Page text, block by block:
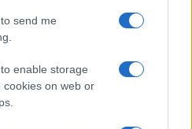
send me
enable storage
cookies on web or
tra mastering,